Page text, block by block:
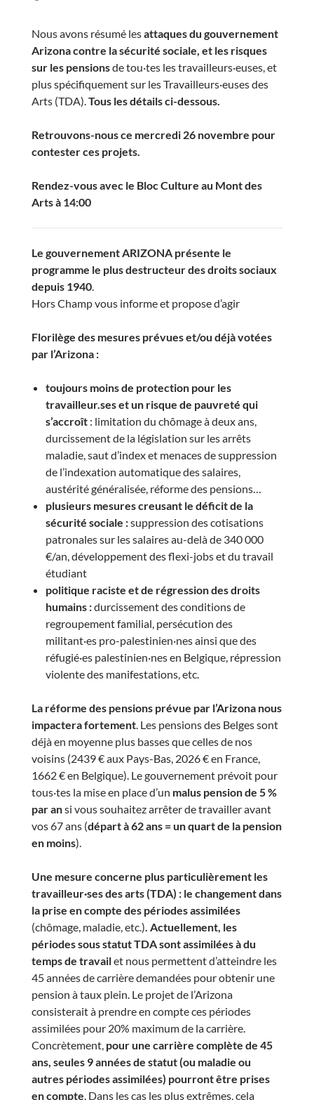
Nous avons résumé lesattaques du gouvernement
Arizona contre la sécurité sociale, et les risques
sur les pensionsde tou·tes les travailleurs·euses, et
plus spécifiquement sur les Travailleurs·euses des
Arts (TDA). Tous les détails ci-dessous.
Retrouvons-nous ce mercredi 26 novembre pour
contester ces projets.
Rendez-vous avec le Bloc Culture au Mont des
Arts à 14:00
Le gouvernement ARIZONA présente le
programme le plus destructeur des droits sociaux
depuis 1940.
Hors Champ vous informe et propose d’agir
Florilège des mesures prévues et/ou déjà votées
par l’Arizona :
toujours moins de protection pour les
travailleur.ses et un risque de pauvreté qui
s’accroît : limitation du chômage à deux ans,
durcissement de la législation sur les arrêts
maladie, saut d’index et menaces de suppression
de l’indexation automatique des salaires,
austérité généralisée, réforme des pensions…
plusieurs mesures creusant le déficit de la
sécurité sociale :suppression des cotisations
patronales sur les salaires au-delà de 340 000
€/an, développement des flexi-jobs et du travail
étudiant
politique raciste et de régression des droits
humains :durcissement des conditions de
regroupement familial, persécution des
militant·es pro-palestinien·nes ainsi que des
réfugié·es palestinien·nes en Belgique, répression
violente des manifestations, etc.
La réforme des pensions prévue par l’Arizona nous
impactera fortement. Les pensions des Belges sont
déjà en moyenne plus basses que celles de nos
voisins (2439 € aux Pays-Bas, 2026 € en France,
1662 € en Belgique). Le gouvernement prévoit pour
tous·tes la mise en place d’un malus pension de 5 %
par ansi vous souhaitez arrêter de travailler avant
vos 67 ans (départ à 62 ans = un quart de la pension
en moins).
Une mesure concerne plus particulièrement les
travailleur·ses des arts (TDA) : le changement dans
la prise en compte des périodes assimilées
(chômage, maladie, etc.) Actuellement, les
périodes sous statut TDA sont assimilées à du
temps de travailet nous permettent d’atteindre les
45 années de carrière demandées pour obtenir une
pension à taux plein. Le projet de l’Arizona
consisterait à prendre en compte ces périodes
assimilées pour 20% maximum de la carrière.
Concrètement, pour une carrière complète de 45
ans, seules 9 années de statut (ou maladie ou
autres périodes assimilées) pourront être prises
en compte . Dans les cas les plus extrêmes, cela